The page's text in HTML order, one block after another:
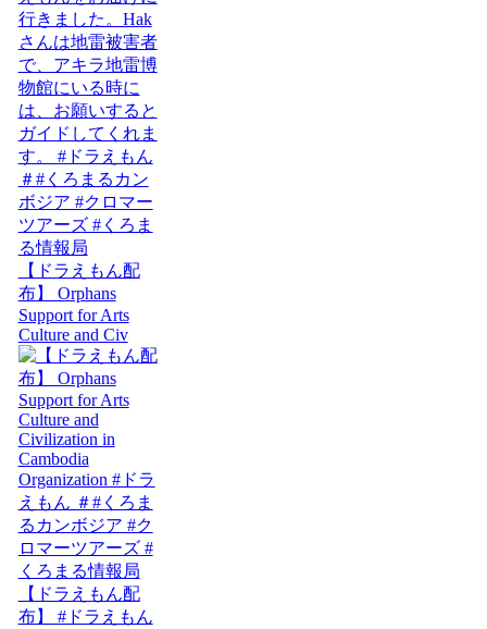
【ドラえもん配
布】 Orphans
Support for Arts
Culture and Civ
【ドラえもん配
布】 #ドラえもん